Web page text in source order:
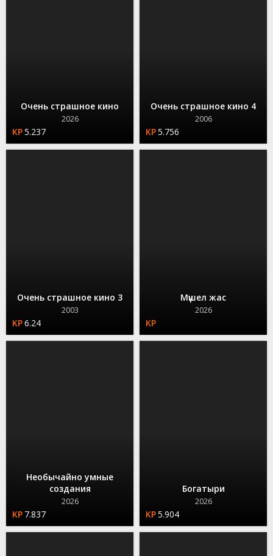
Очень страшное кино
2026
5.237
Очень страшное кино 4
2006
5.756
Очень страшное кино 3
2003
6.24
Мүшел жас
2026
Необычайно умные
создания
2026
7.837
Богатыри
2026
5.904